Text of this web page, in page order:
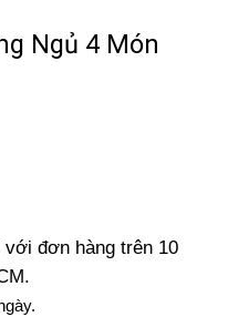
Ngủ 4 Món
đơn hàng trên 10